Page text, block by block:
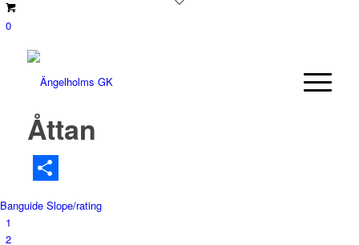
0
Åttan
Banguide Slope/rating
1
2